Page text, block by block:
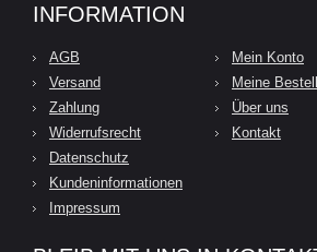
INFORMATION
AGB
Versand
Zahlung
Widerrufsrecht
Datenschutz
Kundeninformationen
Impressum
Mein Konto
Meine
Über uns
Kontakt